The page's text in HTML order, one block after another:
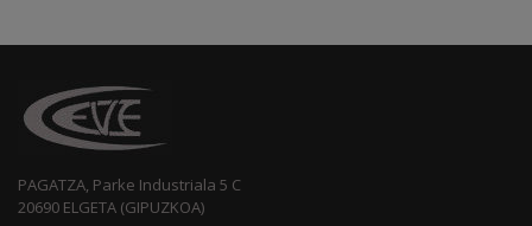
PAGATZA, Parke Industriala 5 C
20690 ELGETA (GIPUZKOA)